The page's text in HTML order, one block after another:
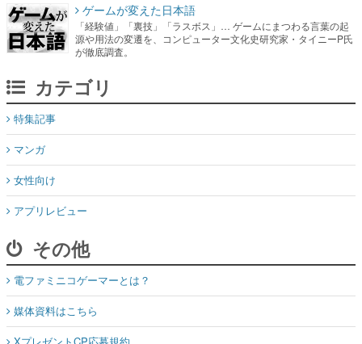
ゲームが変えた日本語
「経験値」「裏技」「ラスボス」… ゲームにまつわる言葉の起
源や用法の変遷を、コンピューター文化史研究家・タイニーP氏
が徹底調査。
カテゴリ
特集記事
マンガ
女性向け
アプリレビュー
その他
電ファミニコゲーマーとは？
媒体資料はこちら
XプレゼントCP応募規約